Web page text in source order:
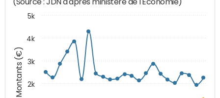
Montants (€) 2k
3k
4k
5k